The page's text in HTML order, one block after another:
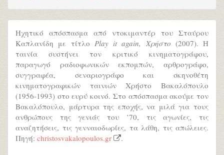
Ηχητικό απόσπασμα από ντοκιμαντέρ του Σταύρου
Καπλανίδη με τίτλο Play it again, Χρήστο (2007). Η
ταινία συστήνει τον κριτικό κινηματογράφου,
παραγωγό ραδιοφωνικών εκπομπών, αρθρογράφο,
συγγραφέα, σεναριογράφο και σκηνοθέτη
κινηματογραφικών ταινιών Χρήστο Βακαλόπουλο
(1956-1993) στο ευρύ κοινό. Στο απόσπασμα ακούμε τον
Βακαλόπουλο, μάρτυρα της εποχής, να μιλά για τους
ανθρώπους της γενιάς του ’70, τις αγωνίες, τις
αναζητήσεις, τις γενναιοδωρίες, τα λάθη, τις απώλειες.
Πηγή: christosvakalopoulos.gr .